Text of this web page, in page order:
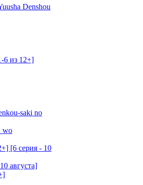
Denshou
6 из 12+]
saki no
wo
[6 серия - 10
августа]